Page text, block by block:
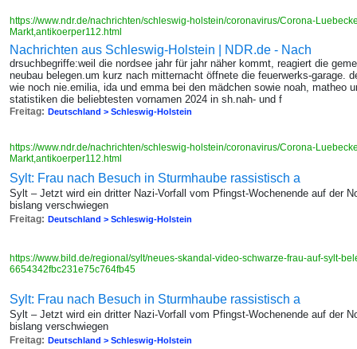
https://www.ndr.de/nachrichten/schleswig-holstein/coronavirus/Corona-
Markt,antikoerper112.html
Nachrichten aus Schleswig-Holstein | NDR.de - Nach
drsuchbegriffe:weil die nordsee jahr für jahr näher kommt, reagiert die
neubau belegen.um kurz nach mitternacht öffnete die feuerwerks-garage.
wie noch nie.emilia, ida und emma bei den mädchen sowie noah, matheo
statistiken die beliebtesten vornamen 2024 in sh.nah- und f
Freitag: Deutschland > Schleswig-Holstein
https://www.ndr.de/nachrichten/schleswig-holstein/coronavirus/Corona-
Markt,antikoerper112.html
Sylt: Frau nach Besuch in Sturmhaube rassistisch a
Sylt – Jetzt wird ein dritter Nazi-Vorfall vom Pfingst-Wochenende auf der
bislang verschwiegen
Freitag: Deutschland > Schleswig-Holstein
https://www.bild.de/regional/sylt/neues-skandal-video-schwarze-frau-auf-sylt-
6654342fbc231e75c764fb45
Sylt: Frau nach Besuch in Sturmhaube rassistisch a
Sylt – Jetzt wird ein dritter Nazi-Vorfall vom Pfingst-Wochenende auf der
bislang verschwiegen
Freitag: Deutschland > Schleswig-Holstein